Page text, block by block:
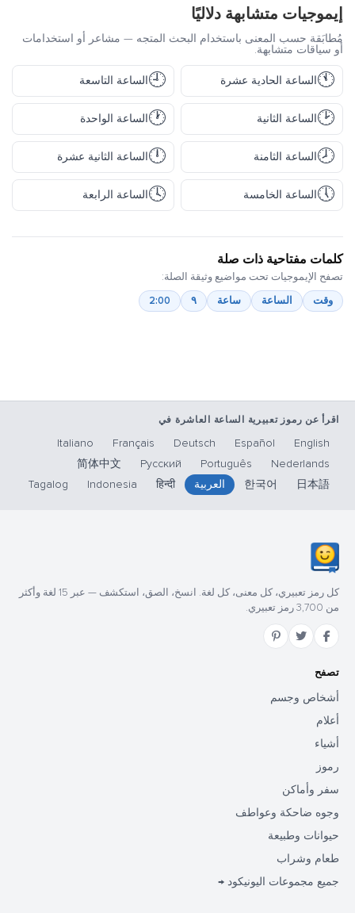
إيموجيات متشابهة دلاليًا
مُطابَقة حسب المعنى باستخدام البحث المتجه — مشاعر أو استخدامات
أو سياقات متشابهة.
🕚الساعة الحادية عشرة 🕘الساعة التاسعة
🕑الساعة الثانية 🕐الساعة الواحدة
🕗الساعة الثامنة 🕛الساعة الثانية عشرة
🕔الساعة الخامسة 🕓الساعة الرابعة
كلمات مفتاحية ذات صلة
تصفح الإيموجيات تحت مواضيع وثيقة الصلة:
وقت
الساعة ساعة ٩ 2:00
اقرأ عن رموز تعبيرية الساعة العاشرة في
English
Español
Deutsch
Français
Italiano
Nederlands
Português
Русский
简体中文
日本語
한국어 العربية हिन्दी
Indonesia
Tagalog
كل رمز تعبيري، كل معنى، كل لغة. انسخ، الصق، استكشف — عبر 15 لغة وأكثر
من 3,700 رمز تعبيري.
تصفح
أشخاص وجسم
أعلام
أشياء
رموز
سفر وأماكن
وجوه ضاحكة وعواطف
حيوانات وطبيعة
طعام وشراب
جميع مجموعات اليونيكود →